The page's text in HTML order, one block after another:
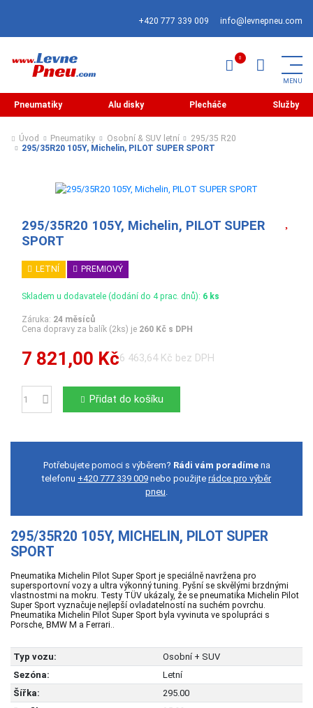
+420 777 339 009 info@levnepneu.com
Pneumatiky Alu disky Plecháče Služby
Úvod Pneumatiky Osobní & SUV letní
295/35 R20
295/35R20 105Y, Michelin, PILOT SUPER SPORT
295/35R20 105Y, Michelin, PILOT SUPER
SPORT
LETNÍ PREMIOVÝ
Skladem u dodavatele (dodání do 4 prac. dnů): 6 ks
Záruka: 24 měsíců
Cena dopravy za balík (2ks) je 260 Kč s DPH
7 821,00 Kč6 463,64 Kč bez DPH
Počet Přidat do košíku
Potřebujete pomoci s výběrem? Rádi vám poradímena
telefonu +420 777 339 009 nebo použijte rádce pro výběr
pneu.
295/35R20 105Y, MICHELIN, PILOT SUPER
SPORT
Pneumatika Michelin Pilot Super Sport je speciálně navržena pro
supersportovní vozy a ultra výkonný tuning. Pyšní se skvělými brzdnými
vlastnostmi na mokru. Testy TÜV ukázaly, že se pneumatika Michelin Pilot
Super Sport vyznačuje nejlepší ovladatelností na suchém povrchu.
Pneumatika Michelin Pilot Super Sport byla vyvinuta ve spolupráci s
Porsche, BMW M a Ferrari..
Typ vozu:
Osobní + SUV
Sezóna:
Letní
Šířka:
295.00